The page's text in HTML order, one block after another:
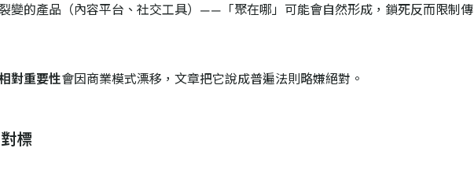
變的產品（內容平台、社交工具）——「聚在哪」可能會自然形成，鎖死反而限制傳
對重要性會因商業模式漂移，文章把它說成普遍法則略嫌絕對。
標